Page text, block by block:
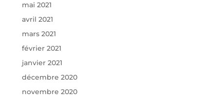
mai 2021
avril 2021
mars 2021
février 2021
janvier 2021
décembre 2020
novembre 2020